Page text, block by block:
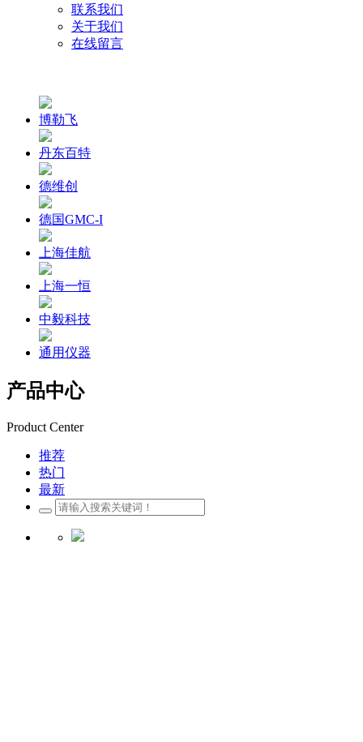
联系我们
关于我们
在线留言
博勒飞
丹东百特
德维创
德国GMC-I
上海佳航
上海一恒
中毅科技
通用仪器
产品中心
Product Center
推荐
热门
最新